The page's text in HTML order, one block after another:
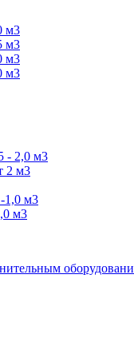
м3
м3
м3
м3
- 2,0 м3
2 м3
1,0 м3
м3